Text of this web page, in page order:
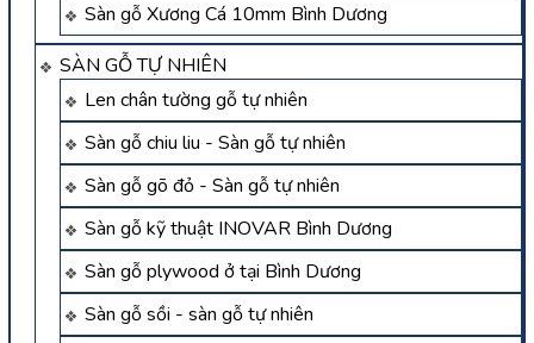
Sàn gỗ Xương Cá 10mm Bình Dương
SÀN GỖ TỰ NHIÊN
Len chân tường gỗ tự nhiên
Sàn gỗ chiu liu - Sàn gỗ tự nhiên
Sàn gỗ gõ đỏ - Sàn gỗ tự nhiên
Sàn gỗ kỹ thuật INOVAR Bình Dương
Sàn gỗ plywood ở tại Bình Dương
Sàn gỗ sồi - sàn gỗ tự nhiên